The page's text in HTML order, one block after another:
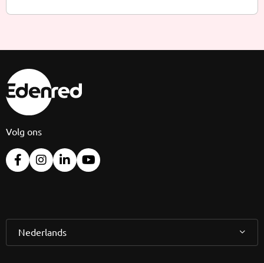
Volg ons
Nederlands